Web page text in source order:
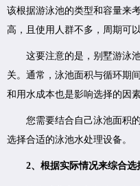
该根据游泳池的类型和容量来
高，且使用人群不多，周期可
这要注意的是，别墅游泳池
关。通常，泳池面积与循环期
和用水成本也是影响选择的因素
您需要结合自己泳池面积的
选择合适的泳池水处理设备。
2、根据实际情况来综合选